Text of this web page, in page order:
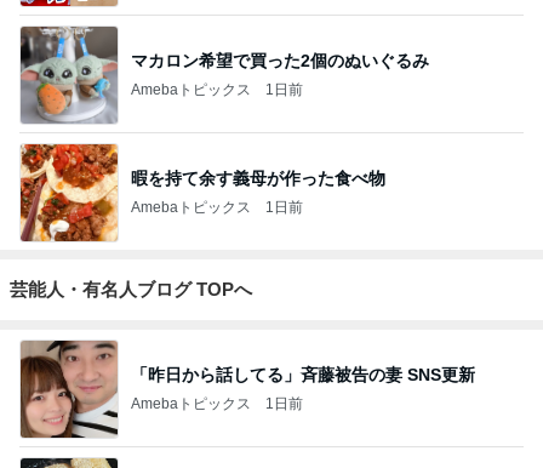
マカロン希望で買った2個のぬいぐるみ
Amebaトピックス 1日前
暇を持て余す義母が作った食べ物
Amebaトピックス 1日前
芸能人・有名人ブログ TOPへ
「昨日から話してる」斉藤被告の妻 SNS更新
Amebaトピックス 1日前